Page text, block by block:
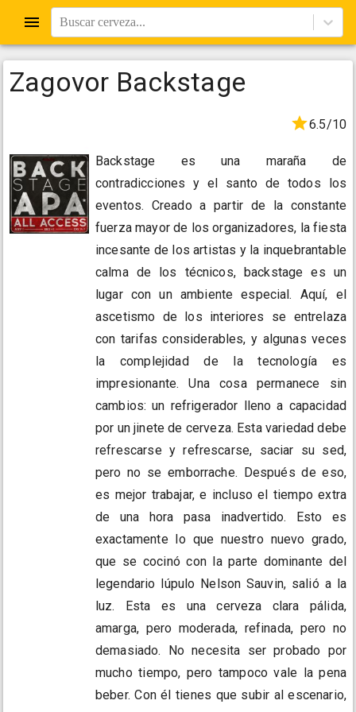
Buscar cerveza...
Zagovor Backstage
6.5/10
Backstage es una maraña de
contradicciones y el santo de todos los
eventos. Creado a partir de la constante
fuerza mayor de los organizadores, la fiesta
incesante de los artistas y la inquebrantable
calma de los técnicos, backstage es un
lugar con un ambiente especial. Aquí, el
ascetismo de los interiores se entrelaza
con tarifas considerables, y algunas veces
la complejidad de la tecnología es
impresionante. Una cosa permanece sin
cambios: un refrigerador lleno a capacidad
por un jinete de cerveza. Esta variedad debe
refrescarse y refrescarse, saciar su sed,
pero no se emborrache. Después de eso,
es mejor trabajar, e incluso el tiempo extra
de una hora pasa inadvertido. Esto es
exactamente lo que nuestro nuevo grado,
que se cocinó con la parte dominante del
legendario lúpulo Nelson Sauvin, salió a la
luz. Esta es una cerveza clara pálida,
amarga, pero moderada, refinada, pero no
demasiado. No necesita ser probado por
mucho tiempo, pero tampoco vale la pena
beber. Con él tienes que subir al escenario,